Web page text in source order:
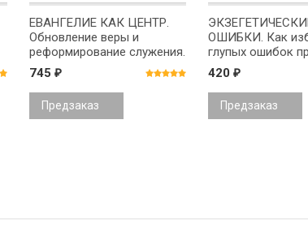
ЕВАНГЕЛИЕ КАК ЦЕНТР.
Обновление веры и
реформирование служения.
Дональд Карсон и Тимоти
Келлер
745 ₽
Предзаказ
ОШИБКИ. Как
глупых ошибок
изучении
Карсон
420 ₽
Предзаказ